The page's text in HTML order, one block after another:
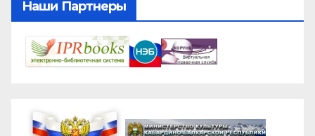
Наши Партнеры